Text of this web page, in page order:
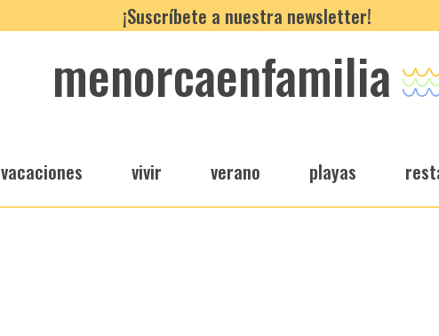
¡Suscríbete a nuestra newsletter!
menorcaenfamilia
vacaciones vivir verano playas